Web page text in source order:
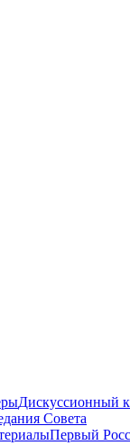
Дискуссионный
Совета
Первый